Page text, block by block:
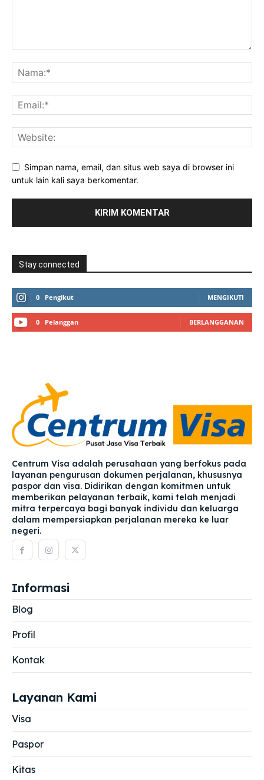
Simpan nama, email, dan situs web saya di browser ini
untuk lain kali saya berkomentar.
Stay connected
0 Pengikut MENGIKUTI
0 Pelanggan BERLANGGANAN
Centrum Visa adalah perusahaan yang berfokus pada
layanan pengurusan dokumen perjalanan, khususnya
paspor dan visa. Didirikan dengan komitmen untuk
memberikan pelayanan terbaik, kami telah menjadi
mitra terpercaya bagi banyak individu dan keluarga
dalam mempersiapkan perjalanan mereka ke luar
negeri.
Informasi
Blog
Profil
Kontak
Layanan Kami
Visa
Paspor
Kitas